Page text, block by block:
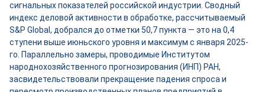
сигнальных показателей российской индустрии. Сводный
индекс деловой активности в обработке, рассчитываемый
S&P Global, добрался до отметки 50,7 пункта — это на 0,4
ступени выше июньского уровня и максимум с января 2025-
го. Параллельно замеры, проводимые Институтом
народнохозяйственного прогнозирования (ИНП) РАН,
засвидетельствовали прекращение падения спроса и